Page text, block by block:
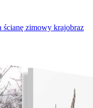
zimowy krajobraz